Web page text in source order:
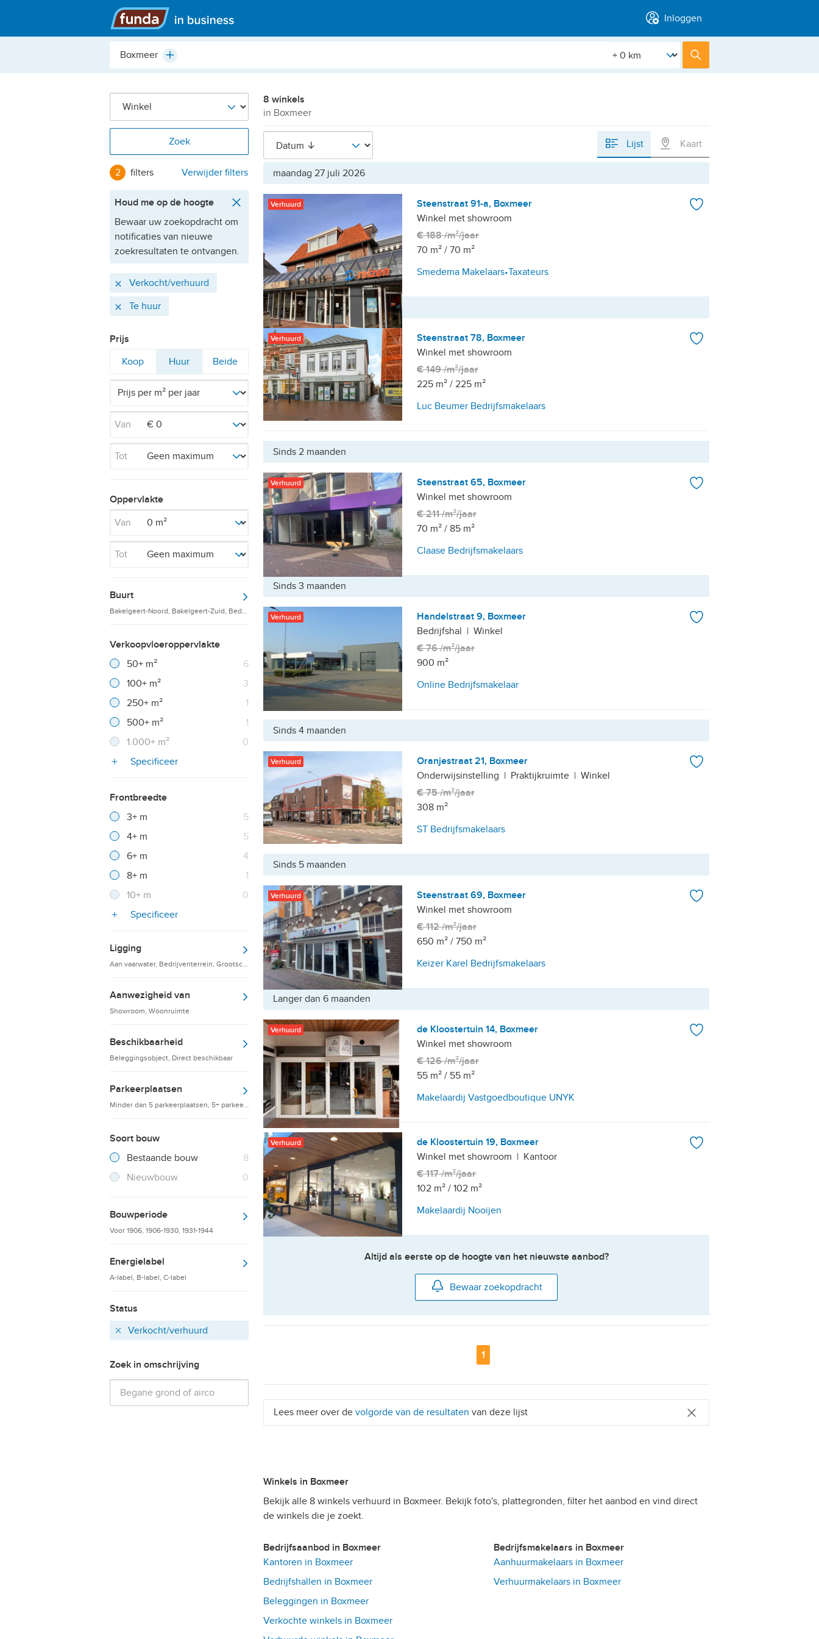
Hoofdmenu
Inloggen
Plaats,
etc.
Plus [Straal]
Zoek
2 filters Verwijder filters
Houd me op de hoogte
Bewaar uw zoekopdracht om
notificaties van nieuwe
zoekresultaten te ontvangen.
Actieve
filters
Verwijder
Verkocht/verhuurd
Verwijder
Te huur
Prijs
Filter
Koop
Filter
op
Huur
Filter
Beide
Van
Tot
Oppervlakte
Van
Tot
Buurt
Bakelgeert-Noord, Bakelgeert-Zuid, Bedrijventerrein Saxa Gotha
Verkoopvloeroppervlakte
Filter verwijderen
50+ m² 6
Resultaten
100+ m²
3
Resultaten
250+ m²
1
Resultaten
500+ m²
1
Resultaten
1.000+ m²
0
Resultaten
Specificeer
Frontbreedte
Filter verwijderen
3+ m 5
4+ m
5
6+ m
4
8+ m
1
10+ m
0
Specificeer
Ligging
Aan vaarwater, Bedrijventerrein, Grootschalige detailhandelsvestigingen
Aanwezigheid van
Showroom, Woonruimte
Beschikbaarheid
Beleggingsobject, Direct beschikbaar
Parkeerplaatsen
Minder dan 5 parkeerplaatsen, 5+ parkeerplaatsen, 10+ parkeerplaatsen
Soort bouw
Filter verwijderen
Bestaande bouw 8
Resultaten
Nieuwbouw
0
Resultaten
Bouwperiode
Voor 1906, 1906-1930, 1931-1944
Energielabel
A-label, B-label, C-label
Status
Verwijder
Verkocht/verhuurd
Zoek in omschrijving
8 winkels
in Boxmeer
Lijst Kaart
maandag 27 juli 2026
Verhuurd
Steenstraat 91-a, Boxmeer
Winkel met showroom
€ 188 /m²/jaar
70 m² / 70 m²
Smedema Makelaars•Taxateurs
Sinds 8 weken
Verhuurd
Steenstraat 78, Boxmeer
Winkel met showroom
€ 149 /m²/jaar
225 m² / 225 m²
Luc Beumer Bedrijfsmakelaars
Sinds 2 maanden
Verhuurd
Steenstraat 65, Boxmeer
Winkel met showroom
€ 211 /m²/jaar
70 m² / 85 m²
Claase Bedrijfsmakelaars
Sinds 3 maanden
Verhuurd
Handelstraat 9, Boxmeer
Bedrijfshal | Winkel
€ 76 /m²/jaar
900 m²
Online Bedrijfsmakelaar
Sinds 4 maanden
Verhuurd
Oranjestraat 21, Boxmeer
Onderwijsinstelling | Praktijkruimte | Winkel
€ 75 /m²/jaar
308 m²
ST Bedrijfsmakelaars
Sinds 5 maanden
Verhuurd
Steenstraat 69, Boxmeer
Winkel met showroom
€ 112 /m²/jaar
650 m² / 750 m²
Keizer Karel Bedrijfsmakelaars
Langer dan 6 maanden
Verhuurd
de Kloostertuin 14, Boxmeer
Winkel met showroom
€ 126 /m²/jaar
55 m² / 55 m²
Makelaardij Vastgoedboutique UNYK
Verhuurd
de Kloostertuin 19, Boxmeer
Winkel met showroom | Kantoor
€ 117 /m²/jaar
102 m² / 102 m²
Makelaardij Nooijen
Altijd als eerste op de hoogte van het nieuwste aanbod?
Bewaar zoekopdracht
Pagina
1
Lees meer over de volgorde van de resultaten van deze lijst
Winkels in Boxmeer
Bekijk alle 8 winkels verhuurd in Boxmeer. Bekijk foto's, plattegronden, filter het aanbod en vind direct
de winkels die je zoekt.
Bedrijfsaanbod in Boxmeer
Kantoren in Boxmeer
Bedrijfshallen in Boxmeer
Beleggingen in Boxmeer
Verkochte winkels in Boxmeer
Bedrijfsmakelaars in Boxmeer
Aanhuurmakelaars in Boxmeer
Verhuurmakelaars in Boxmeer